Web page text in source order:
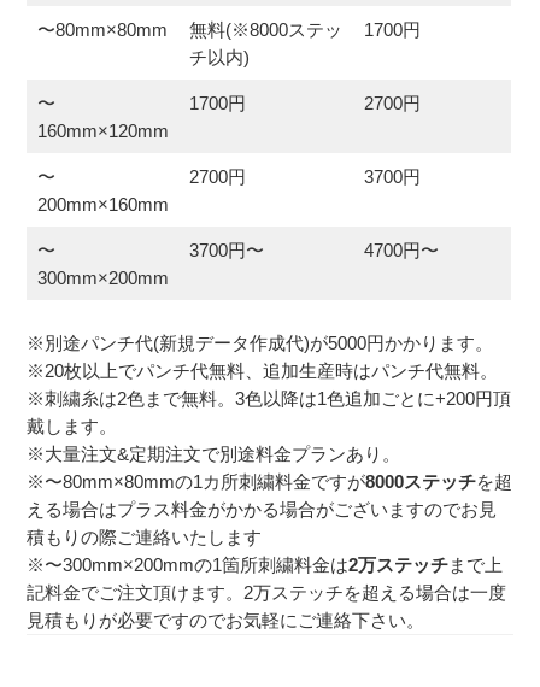
〜80mm×80mm
無料(※8000ステッ
チ以内)
1700円
〜
160mm×120mm
1700円 2700円
〜
200mm×160mm
2700円 3700円
〜
300mm×200mm
3700円〜 4700円〜
※別途パンチ代(新規データ作成代)が5000円かかります。
※20枚以上でパンチ代無料、追加生産時はパンチ代無料。
※刺繍糸は2色まで無料。3色以降は1色追加ごとに+200円頂
戴します。
※大量注文&定期注文で別途料金プランあり。
※〜80mm×80mmの1カ所刺繍料金ですが8000ステッチを超
える場合はプラス料金がかかる場合がございますのでお見
積もりの際ご連絡いたします
※〜300mm×200mmの1箇所刺繍料金は2万ステッチまで上
記料金でご注文頂けます。2万ステッチを超える場合は一度
見積もりが必要ですのでお気軽にご連絡下さい。